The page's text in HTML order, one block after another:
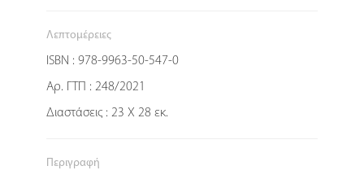
Λεπτομέρειες
ISBN : 978-9963-50-547-0
Αρ. ΓΤΠ : 248/2021
Διαστάσεις : 23 Χ 28 εκ.
Περιγραφή